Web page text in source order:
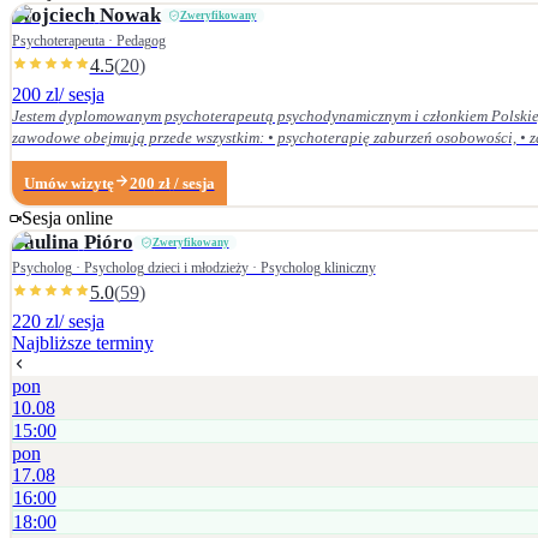
Wojciech Nowak Zweryfikowany
Psychoterapeuta · Pedagog
4.5(20)
200 zl/ sesja
Jestem dyplomowanym psychoterapeutą psychodynamicznym i członkiem
zawodowe obejmują przede wszystkim: • psychoterapię zaburzeń osobowości, • zaburzenia
Dolnośląskiej Szkoły Wyższej we Wrocławiu — w 2007 r. studia licencjackie
Centrum Psychodynamicznym, a w styczniu 2020 r. uzyskałem dyplom psychoterapeuty psychodynamicznego. Od ukończenia szkoły psychoterapii regularnie uczestniczę w
Psychoterapii Psychodynamicznej i na bieżąco śledzę literaturę z zakresu
Umów wizytę 200 zł / sesja
Sesja online
Paulina Pióro Zweryfikowany
Psycholog · Psycholog dzieci i młodzieży · Psycholog kliniczny
5.0(59)
220 zl/ sesja
Najbliższe terminy
pon
10.08
15:00
pon
17.08
16:00
18:00